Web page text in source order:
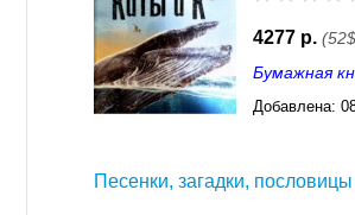
4277 р.
Бумажная
Добавлена:
Песенки, загадки, пословицы